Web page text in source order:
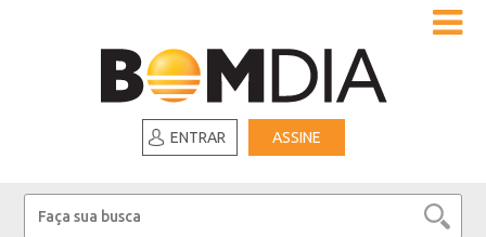
ENTRAR ASSINE